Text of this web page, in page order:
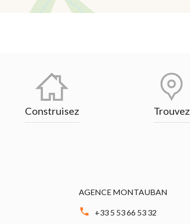
Construisez Trouvez
AGENCE MONTAUBAN
+33 5 53 66 53 32